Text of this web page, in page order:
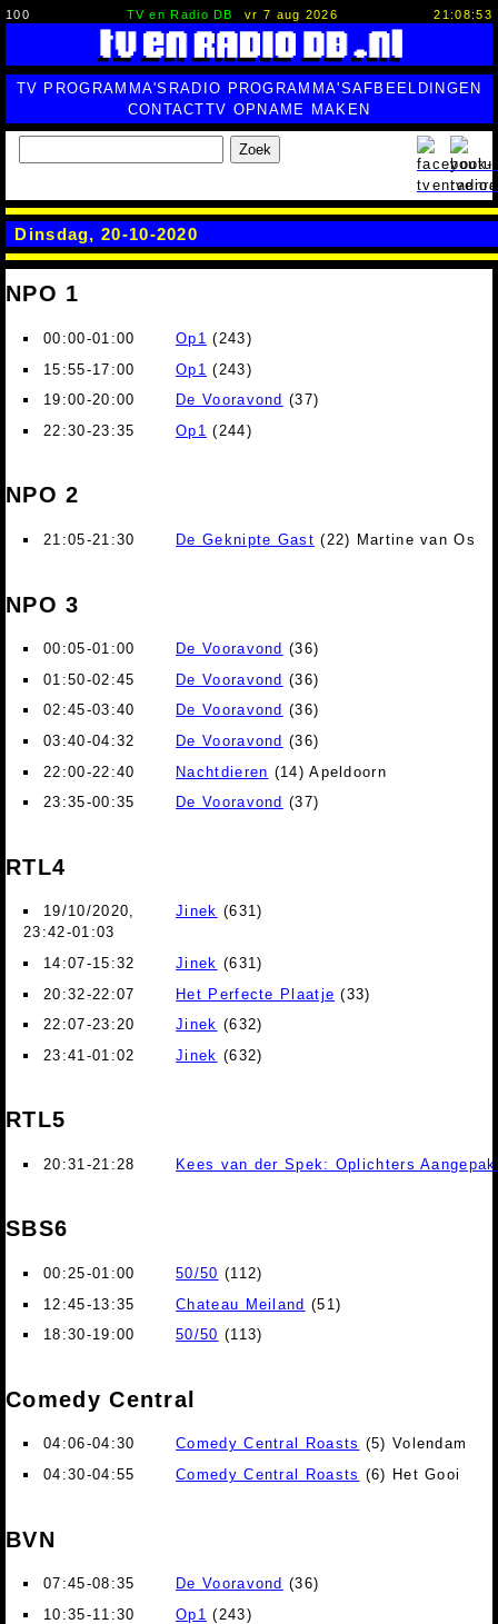
100 TV en Radio DB vr 7 aug 2026 21:08:54
TV PROGRAMMA'S RADIO PROGRAMMA'SAFBEELDINGEN
CONTACTTV OPNAME MAKEN
Zoek
Dinsdag, 20-10-2020
NPO 1
00:00-01:00 Op1 (243)
15:55-17:00
Op1 (243)
19:00-20:00
De Vooravond (37)
22:30-23:35
Op1 (244)
NPO 2
21:05-21:30 De Geknipte Gast (22) Martine van Os
NPO 3
00:05-01:00 De Vooravond (36)
01:50-02:45
De Vooravond (36)
02:45-03:40
De Vooravond (36)
03:40-04:32
De Vooravond (36)
22:00-22:40
Nachtdieren (14) Apeldoorn
23:35-00:35
De Vooravond (37)
RTL4
19/10/2020,
23:42-01:03
Jinek (631)
14:07-15:32 Jinek (631)
20:32-22:07
Het Perfecte Plaatje (33)
22:07-23:20
Jinek (632)
23:41-01:02
Jinek (632)
RTL5
20:31-21:28 Kees van der Spek: Oplichters
SBS6
00:25-01:00 50/50 (112)
12:45-13:35
Chateau Meiland (51)
18:30-19:00
50/50 (113)
Comedy Central
04:06-04:30 Comedy Central Roasts (5) Volendam
04:30-04:55
Comedy Central Roasts (6) Het Gooi
BVN
07:45-08:35 De Vooravond (36)
10:35-11:30
Op1 (243)